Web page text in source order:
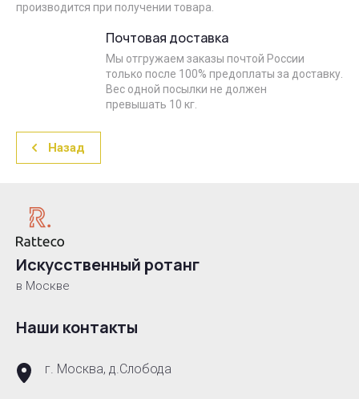
производится при получении товара.
Почтовая доставка
Мы отгружаем заказы почтой России
только после 100% предоплаты за доставку.
Вес одной посылки не должен
превышать 10 кг.
Назад
Искусственный ротанг
в Москве
Наши контакты
г. Москва, д.Слобода